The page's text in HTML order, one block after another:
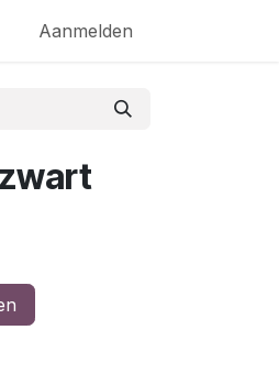
Aanmelden